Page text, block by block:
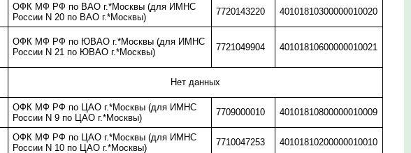
ОФК МФ РФ по ВАО г.*Москвы (для ИМНС
России N 20 по ВАО г.*Москвы)
7720143220 40101810300000010020
ОФК МФ РФ по ЮВАО г.*Москвы (для ИМНС
России N 21 по ЮВАО г.*Москвы)
7721049904 40101810600000010021
Нет данных
ОФК МФ РФ по ЦАО г.*Москвы (для ИМНС
России N 9 по ЦАО г.*Москвы)
7709000010 40101810800000010009
ОФК МФ РФ по ЦАО г.*Москвы (для ИМНС
России N 10 по ЦАО г.*Москвы)
7710047253 40101810200000010010